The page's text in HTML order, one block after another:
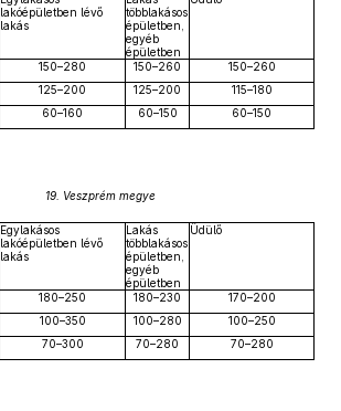
lakóépületben lévő
lakás
többlakásos
épületben,
egyéb
épületben
150–280 150–260
150–260
125–200 125–200
115–180
60–160 60–150 60–150
19. Veszprém megye
Egylakásos
lakóépületben lévő
lakás
Lakás
többlakásos
épületben,
egyéb
épületben
Üdülő
180–250 180–230
170–200
100–350 100–280
100–250
70–300 70–280 70–280